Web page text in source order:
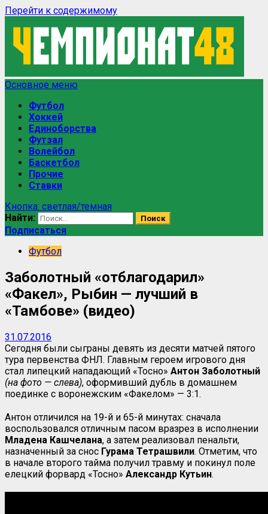
Перейти к содержимому
Основное меню
Футбол
Хоккей
Единоборства
Футзал
Волейбол
Баскетбол
Прочие
Ставки
Кнопка: светлая/темная
Найти:
Подписаться
Футбол
Заболотный «отблагодарил»
«Факел», Рыбин — лучший в
«Тамбове» (видео)
31.07.2016
Сегодня были сыграны девять из десяти матчей пятого
тура первенства ФНЛ. Главным героем игрового дня
стал липецкий нападающий «Тосно» Антон Заболотный
(на фото — слева), оформивший дубль в домашнем
поединке с воронежским «Факелом» — 3:1.
Антон отличился на 19-й и 65-й минутах: сначала
воспользовался отличным пасом вразрез в исполнении
Младена Кашчелана, а затем реализовал пенальти,
назначенный за снос Гурама Тетрашвили. Отметим, что
в начале второго тайма получил травму и покинул поле
елецкий форвард «Тосно» Александр Кутьин.